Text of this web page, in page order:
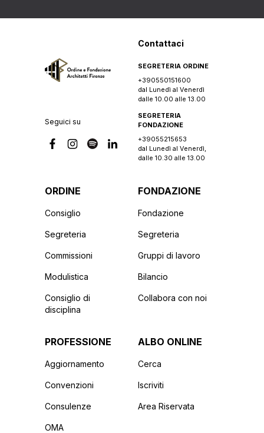
Seguici su
Contattaci
SEGRETERIA ORDINE
+390550151600
dal Lunedì al Venerdì
dalle 10.00 alle 13.00
SEGRETERIA
FONDAZIONE
+39055215653
dal Lunedì al Venerdì,
dalle 10.30 alle 13.00
ORDINE
Consiglio
Segreteria
Commissioni
Modulistica
Consiglio di
disciplina
FONDAZIONE
Fondazione
Segreteria
Gruppi di lavoro
Bilancio
Collabora con noi
PROFESSIONE
Aggiornamento
Convenzioni
Consulenze
OMA
ALBO ONLINE
Cerca
Iscriviti
Area Riservata